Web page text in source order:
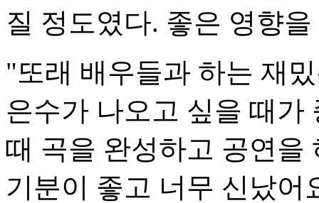
질 정도였다. 좋은 영향
"또래 배우들과 하는 재
은수가 나오고 싶을 때가
때 곡을 완성하고 공연을
기분이 좋고 너무 신났어